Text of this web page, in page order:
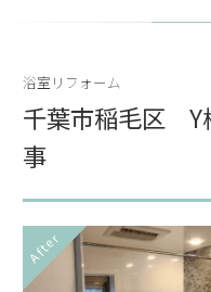
浴室リフォーム
千葉市稲毛区
事
After